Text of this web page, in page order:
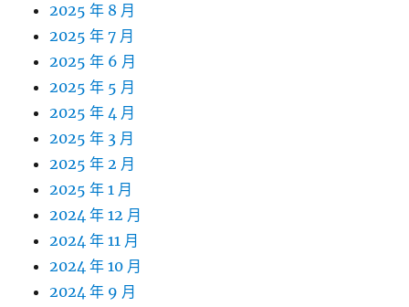
2025 年 8 月
2025 年 7 月
2025 年 6 月
2025 年 5 月
2025 年 4 月
2025 年 3 月
2025 年 2 月
2025 年 1 月
2024 年 12 月
2024 年 11 月
2024 年 10 月
2024 年 9 月